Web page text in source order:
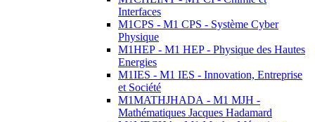
Interfaces
M1CPS - M1 CPS - Système Cyber
Physique
M1HEP - M1 HEP - Physique des Hautes
Energies
M1IES - M1 IES - Innovation, Entreprise
et Société
M1MATHJHADA - M1 MJH -
Mathématiques Jacques Hadamard